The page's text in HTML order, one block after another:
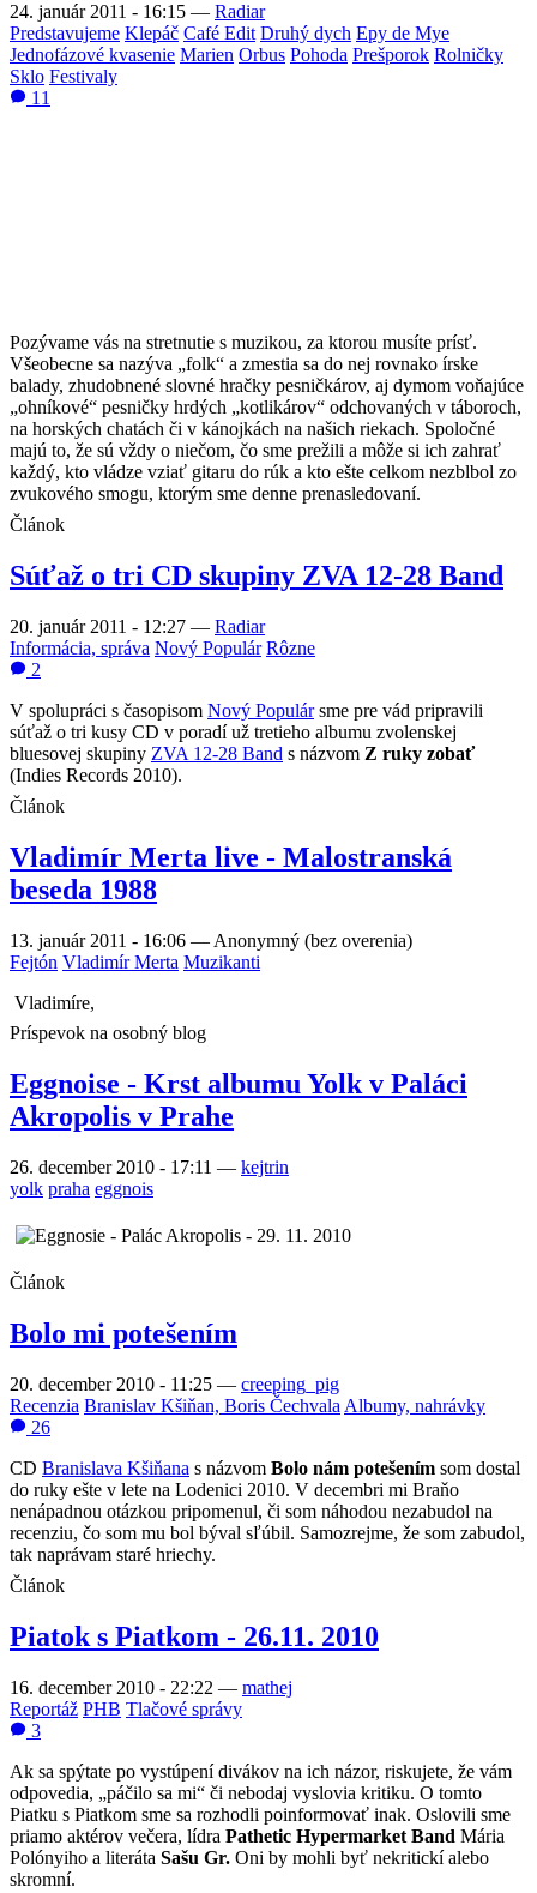
24. január 2011 - 16:15 — Radiar
Predstavujeme Klepáč Café Edit Druhý dych Epy de Mye
Jednofázové kvasenie Marien Orbus Pohoda Prešporok Rolničky
Sklo Festivaly
11
Pozývame vás na stretnutie s muzikou, za ktorou musíte prísť.
Všeobecne sa nazýva „folk“ a zmestia sa do nej rovnako írske
balady, zhudobnené slovné hračky pesničkárov, aj dymom voňajúce
„ohníkové“ pesničky hrdých „kotlikárov“ odchovaných v táboroch,
na horských chatách či v kánojkách na našich riekach. Spoločné
majú to, že sú vždy o niečom, čo sme prežili a môže si ich zahrať
každý, kto vládze vziať gitaru do rúk a kto ešte celkom nezblbol zo
zvukového smogu, ktorým sme denne prenasledovaní.
Článok
Súťaž o tri CD skupiny ZVA 12-28 Band
20. január 2011 - 12:27 — Radiar
Informácia, správa Nový Populár Rôzne
2
V spolupráci s časopisom Nový Populársme pre vád pripravili
súťaž o tri kusy CD v poradí už tretieho albumu zvolenskej
bluesovej skupiny ZVA 12-28 Band s názvom Z ruky zobať
(Indies Records 2010).
Článok
Vladimír Merta live - Malostranská
beseda 1988
13. január 2011 - 16:06 — Anonymný (bez overenia)
Fejtón Vladimír Merta Muzikanti
Vladimíre,
Príspevok na osobný blog
Eggnoise - Krst albumu Yolk v Paláci
Akropolis v Prahe
26. december 2010 - 17:11 — kejtrin
yolk praha eggnois
Článok
Bolo mi potešením
20. december 2010 - 11:25 — creeping_pig
Recenzia Branislav Kšiňan, Boris Čechvala Albumy, nahrávky
26
CD Branislava Kšiňana s názvom Bolo nám potešením som dostal
do ruky ešte v lete na Lodenici 2010. V decembri mi Braňo
nenápadnou otázkou pripomenul, či som náhodou nezabudol na
recenziu, čo som mu bol býval sľúbil. Samozrejme, že som zabudol,
tak naprávam staré hriechy.
Článok
Piatok s Piatkom - 26.11. 2010
16. december 2010 - 22:22 — mathej
Reportáž PHB Tlačové správy
3
Ak sa spýtate po vystúpení divákov na ich názor, riskujete, že vám
odpovedia, „páčilo sa mi“ či nebodaj vyslovia kritiku. O tomto
Piatku s Piatkom sme sa rozhodli poinformovať inak. Oslovili sme
priamo aktérov večera, lídra Pathetic Hypermarket Band Mária
Polónyiho a literáta Sašu Gr. Oni by mohli byť nekritickí alebo
skromní.